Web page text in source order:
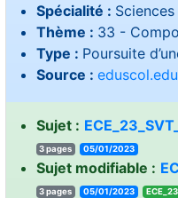
Spécialité :
Thème : 33 -
Type : Poursuite
Source :
Sujet :
3 pages 05/01/2023
Sujet modifiable :
3 pages 05/01/2023